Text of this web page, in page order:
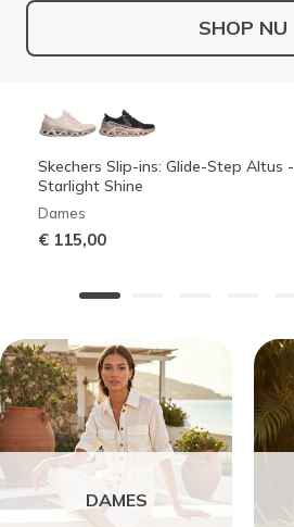
SHOP NU
Skechers Slip-ins: Glide-Step Altus -
Starlight Shine
Dames
€ 115,00
DAMES